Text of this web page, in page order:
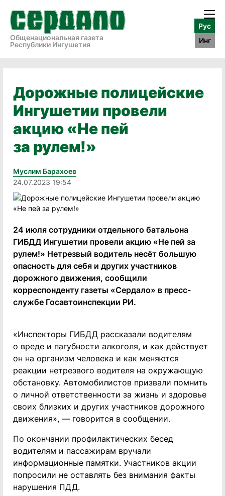
Общенациональная газета
Республики Ингушетия
Рус
Инг
Дорожные полицейские
Ингушетии провели
акцию «Не пей
за рулем!»
Муслим Барахоев
24.07.2023 19:54
24 июля сотрудники отдельного батальона
ГИБДД Ингушетии провели акцию «Не пей за
рулем!» Нетрезвый водитель несёт большую
опасность для себя и других участников
дорожного движения, сообщили
корреспонденту газеты «Сердало» в пресс-
службе Госавтоинспекции РИ.
«Инспекторы ГИБДД рассказали водителям
о вреде и пагубности алкоголя, и как действует
он на организм человека и как меняются
реакции нетрезвого водителя на окружающую
обстановку. Автомобилистов призвали помнить
о личной ответственности за жизнь и здоровье
своих близких и других участников дорожного
движения», — говорится в сообщении.
По окончании профилактических бесед
водителям и пассажирам вручали
информационные памятки. Участников акции
попросили не оставлять без внимания факты
нарушения ПДД.